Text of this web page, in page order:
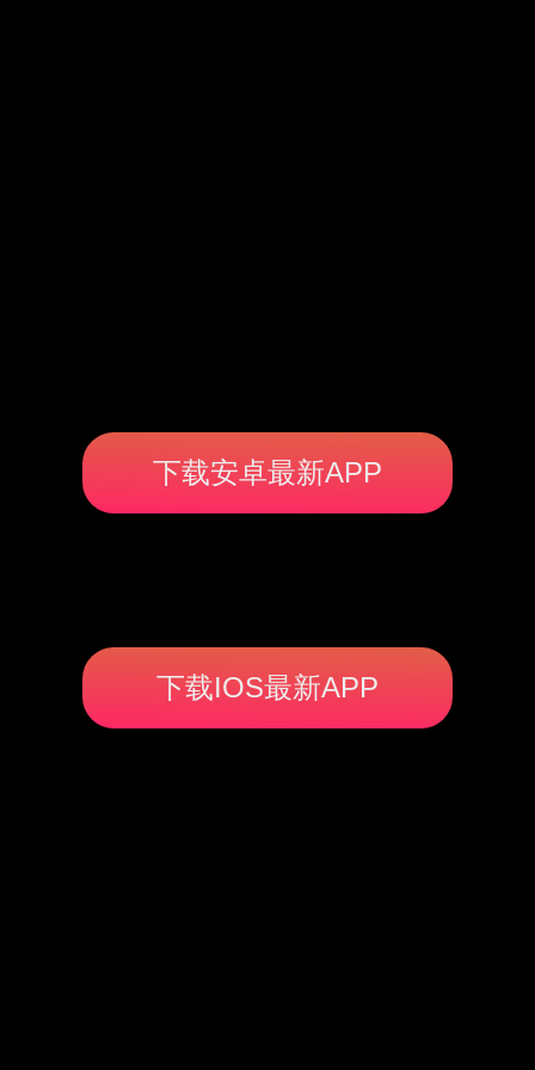
下载安卓最新APP
下载IOS最新APP